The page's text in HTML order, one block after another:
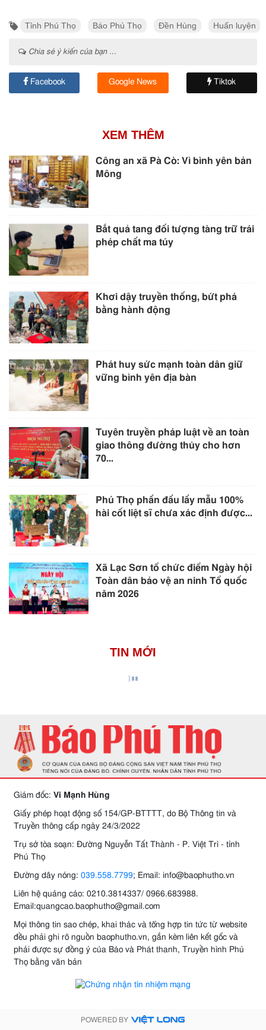
Tỉnh Phú Thọ Báo Phú Thọ Đền Hùng Huấn luyện
Chia sẻ ý kiến của bạn ...
Facebook Google News Tiktok
XEM THÊM
Công an xã Pà Cò: Vì bình yên bản
Mông
Bắt quả tang đối tượng tàng trữ trái
phép chất ma túy
Khơi dậy truyền thống, bứt phá
bằng hành động
Phát huy sức mạnh toàn dân giữ
vững bình yên địa bàn
Tuyên truyền pháp luật về an toàn
giao thông đường thủy cho hơn
70...
Phú Thọ phấn đấu lấy mẫu 100%
hài cốt liệt sĩ chưa xác định được...
Xã Lạc Sơn tổ chức điểm Ngày hội
Toàn dân bảo vệ an ninh Tổ quốc
năm 2026
TIN MỚI
Giám đốc: Vi Mạnh Hùng
Giấy phép hoạt động số 154/GP-BTTTT, do Bộ Thông tin và
Truyền thông cấp ngày 24/3/2022
Trụ sở tòa soạn: Đường Nguyễn Tất Thành - P. Việt Trì - tỉnh
Phú Thọ
Đường dây nóng: 039.558.7799; Email: info@baophutho.vn
Liên hệ quảng cáo: 0210.3814337/ 0966.683988.
Email:quangcao.baophutho@gmail.com
Mọi thông tin sao chép, khai thác và tổng hợp tin tức từ website
đều phải ghi rõ nguồn baophutho.vn, gắn kèm liên kết gốc và
phải được sự đồng ý của Báo và Phát thanh, Truyền hình Phú
Thọ bằng văn bản
POWERED BY